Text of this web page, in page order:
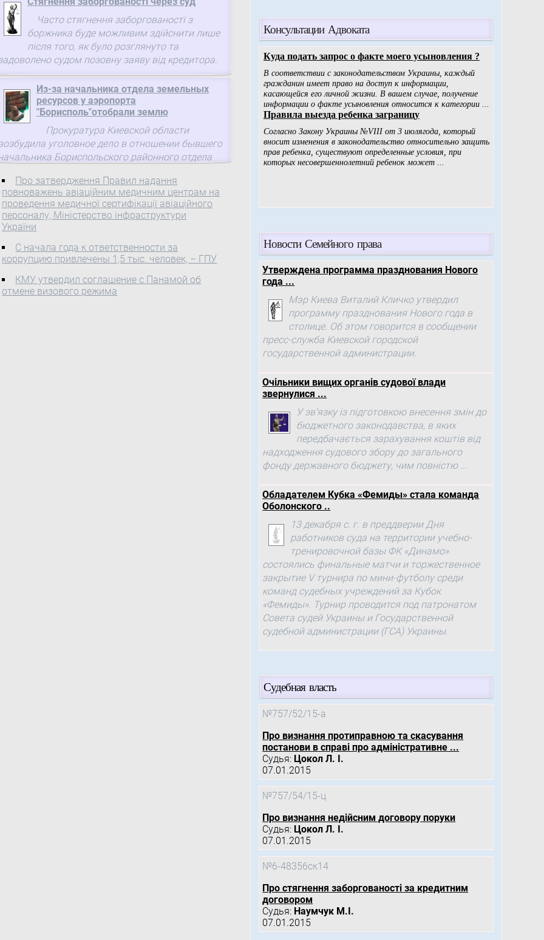
Часто стягнення заборгованості з
боржника буде можливим здійснити лише
після того, як було розглянуто та
судом позовну заяву від кредитора.
Из-за начальника отдела земельных
ресурсов у аэропорта
"Борисполь"отобрали землю
Прокуратура Киевской области
уголовное дело в отношении бывшего
Бориспольского районного отдела
предусмотренного ч. 1 ст. 364 ...
Про затвердження Правил надання
повноважень авіаційним медичним центрам на
проведення медичної сертифікації авіаційного
персоналу, Міністерство інфраструктури
України
С начала года к ответственности за
коррупцию привлечены 1,5 тыс. человек, – ГПУ
КМУ утвердил соглашение с Панамой об
отмене визового режима
Консультации Адвоката
Новости Семейного права
Утверждена программа празднования Нового
года ...
Мэр Киева Виталий Кличко утвердил
программу празднования Нового года в
столице. Об этом говорится в сообщении
пресс-служба Киевской городской
государственной администрации.
Очільники вищих органів судової влади
звернулися ...
У зв’язку із підготовкою внесення змін до
бюджетного законодавства, в яких
передбачається зарахування коштів від
надходження судового збору до загального
фонду державного бюджету, чим повністю ...
Обладателем Кубка «Фемиды» стала команда
Оболонского ..
13 декабря с. г. в преддверии Дня
работников суда на территории учебно-
тренировочной базы ФК «Динамо»
состоялись финальные матчи и торжественное
закрытие V турнира по мини-футболу среди
команд судебных учреждений за Кубок
«Фемиды». Турнир проводится под патронатом
Совета судей Украины и Государственной
судебной администрации (ГСА) Украины.
Судебная власть
№757/52/15-а
Про визнання протиправною та скасування
постанови в справі про адміністративне ...
Судья: Цокол Л. І.
07.01.2015
№757/54/15-ц
Про визнання недійсним договору поруки
Судья: Цокол Л. І.
07.01.2015
№6-48356ск14
Про стягнення заборгованості за кредитним
договором
Судья: Наумчук М.І.
07.01.2015